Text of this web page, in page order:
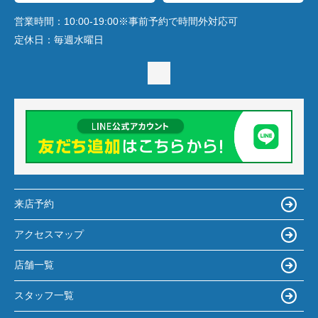
営業時間： 10:00-19:00※事前予約で時間外対応可
定休日： 毎週水曜日
来店予約
アクセスマップ
店舗一覧
スタッフ一覧